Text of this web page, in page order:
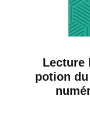
Lecture
potion